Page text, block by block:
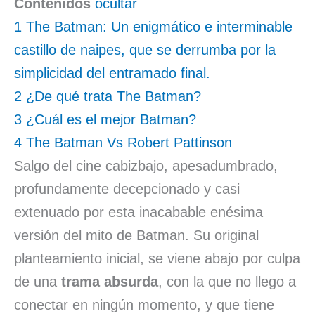
Contenidos ocultar
1 The Batman: Un enigmático e interminable
castillo de naipes, que se derrumba por la
simplicidad del entramado final.
2 ¿De qué trata The Batman?
3 ¿Cuál es el mejor Batman?
4 The Batman Vs Robert Pattinson
Salgo del cine cabizbajo, apesadumbrado,
profundamente decepcionado y casi
extenuado por esta inacabable enésima
versión del mito de Batman. Su original
planteamiento inicial, se viene abajo por culpa
de una trama absurda, con la que no llego a
conectar en ningún momento, y que tiene